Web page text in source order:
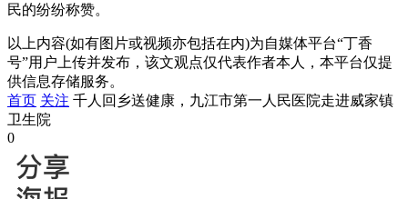
民的纷纷称赞。
以上内容(如有图片或视频亦包括在内)为自媒体平台“丁香
号”用户上传并发布，该文观点仅代表作者本人，本平台仅提
供信息存储服务。
首页 关注 千人回乡送健康，九江市第一人民医院走进威家镇
卫生院
0